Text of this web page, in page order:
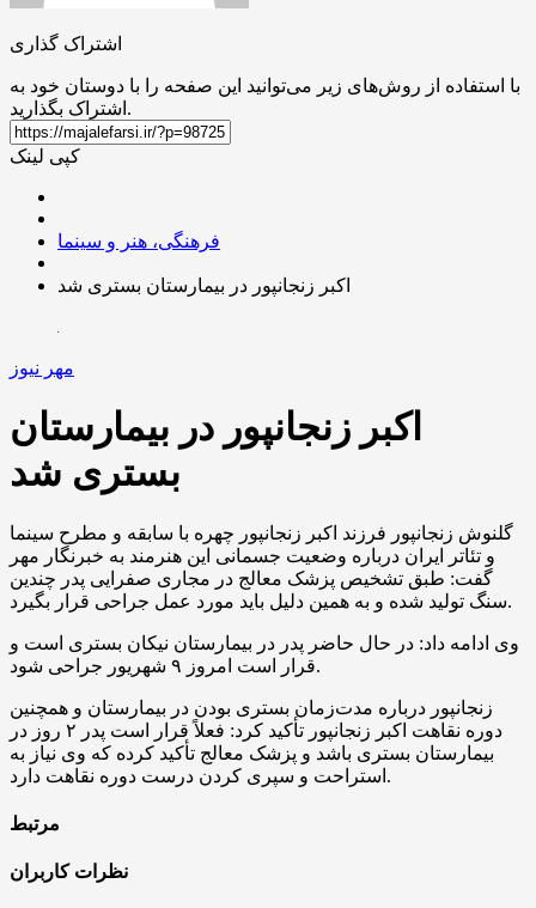
اشتراک گذاری
با استفاده از روش‌های زیر می‌توانید این صفحه را با دوستان خود به
اشتراک بگذارید.
کپی لینک
فرهنگی، هنر و سینما
اکبر زنجانپور در بیمارستان بستری شد
مهر نیوز
اکبر زنجانپور در بیمارستان
بستری شد
گلنوش زنجانپور فرزند اکبر زنجانپور چهره با سابقه و مطرح سینما
و تئاتر ایران درباره وضعیت جسمانی این هنرمند به خبرنگار مهر
گفت: طبق تشخیص پزشک معالج در مجاری صفرایی پدر چندین
سنگ تولید شده و به همین دلیل باید مورد عمل جراحی قرار بگیرد.
وی ادامه داد: در حال حاضر پدر در بیمارستان نیکان بستری است و
قرار است امروز ۹ شهریور جراحی شود.
زنجانپور درباره مدت‌زمان بستری بودن در بیمارستان و همچنین
دوره نقاهت اکبر زنجانپور تأکید کرد: فعلاً قرار است پدر ۲ روز در
بیمارستان بستری باشد و پزشک معالج تأکید کرده که وی نیاز به
استراحت و سپری کردن درست دوره نقاهت دارد.
مرتبط
نظرات کاربران